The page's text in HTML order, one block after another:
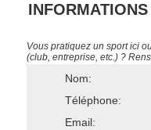
INFORMATIONS
Vous pratiquez un sport ici
(club, entreprise, etc.) ?
Nom:
Téléphone:
Email: